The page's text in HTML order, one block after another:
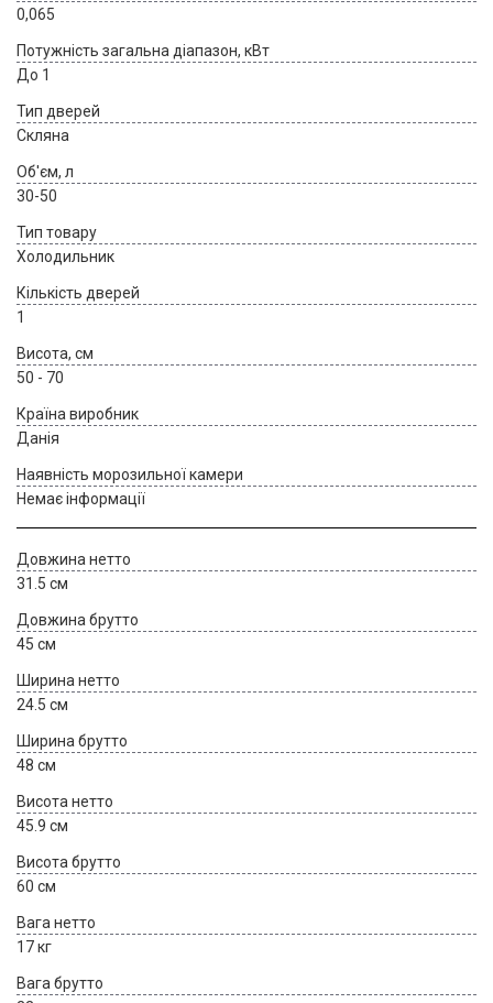
0,065
Потужність загальна діапазон, кВт
До 1
Тип дверей
Скляна
Об'єм, л
30-50
Тип товару
Холодильник
Кількість дверей
1
Висота, см
50 - 70
Країна виробник
Данія
Наявність морозильної камери
Немає інформації
Довжина нетто
31.5 см
Довжина брутто
45 см
Ширина нетто
24.5 см
Ширина брутто
48 см
Висота нетто
45.9 см
Висота брутто
60 см
Вага нетто
17 кг
Вага брутто